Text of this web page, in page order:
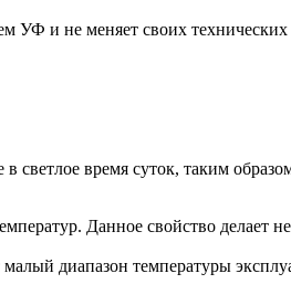
УФ и не меняет своих технических
светлое время суток, таким
Данное свойство делает
диапазон температуры